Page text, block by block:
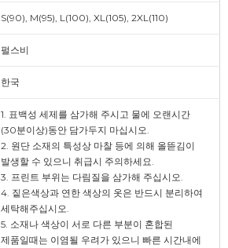
S(90), M(95), L(100), XL(105), 2XL(110)
펄스비
한국
1. 표백성 세제를 삼가해 주시고 물에 오랜시간
(30분이상)동안 담가두지 마십시오.
2. 원단 소재의 특성상 마찰 등에 의해 올뜯김이
발생할 수 있으니 취급시 주의하세요.
3. 프린트 부위는 다림질을 삼가해 주십시오.
4. 짙은색상과 연한 색상의 옷은 반드시 분리하여
세탁해주십시오.
5. 소재나 색상이 서로 다른 부분이 혼합된
제품일때는 이염될 우려가 있으니 빠른 시간내에